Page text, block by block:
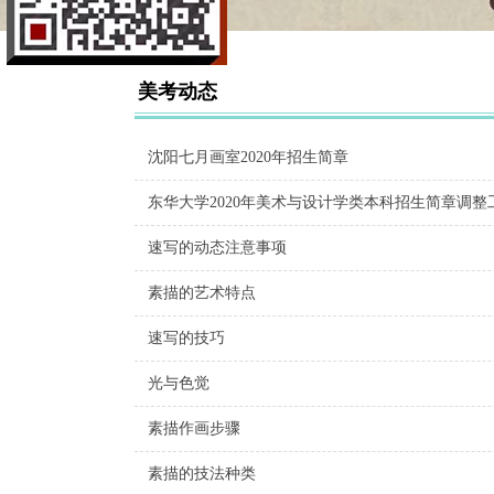
美考动态
沈阳七月画室2020年招生简章
东华大学2020年美术与设计学类本科招生简章调整
速写的动态注意事项
素描的艺术特点
速写的技巧
光与色觉
素描作画步骤
素描的技法种类